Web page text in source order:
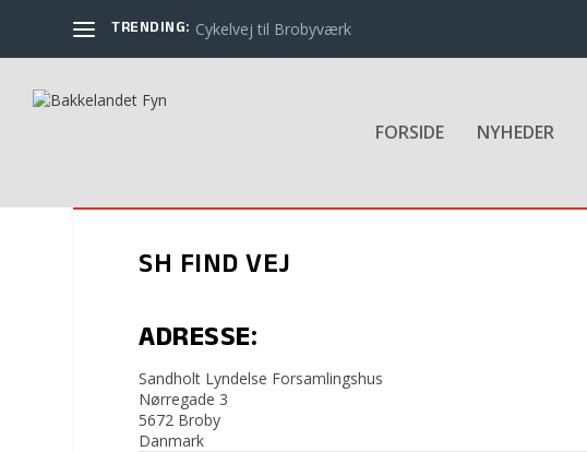
TRENDING: Cykelvej til Brobyværk
FORSIDE NYHEDER
SH FIND VEJ
ADRESSE:
Sandholt Lyndelse Forsamlingshus
Nørregade 3
5672 Broby
Danmark